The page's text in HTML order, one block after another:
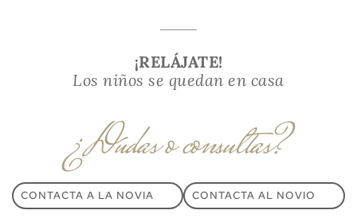
¡RELÁJATE!
Los niños se quedan en casa
¿Dudas o consultas?
CONTACTA A LA NOVIA CONTACTA AL NOVIO